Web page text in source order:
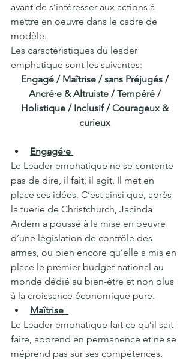
avant de s’intéresser aux actions à
mettre en oeuvre dans le cadre de
modèle.
Les caractéristiques du leader
emphatique sont les suivantes:
Engagé / Maîtrise / sans Préjugés /
Ancré·e & Altruiste / Tempéré /
Holistique / Inclusif / Courageux &
curieux
Engagé·e
Le Leader emphatique ne se contente
pas de dire, il fait, il agit. Il met en
place ses idées. C’est ainsi que, après
la tuerie de Christchurch, Jacinda
Ardem a poussé à la mise en oeuvre
d’une législation de contrôle des
armes, ou bien encore qu’elle a mis en
place le premier budget national au
monde dédié au bien-être et non plus
à la croissance économique pure.
Maîtrise
Le Leader emphatique fait ce qu’il sait
faire, apprend en permanence et ne se
méprend pas sur ses compétences.